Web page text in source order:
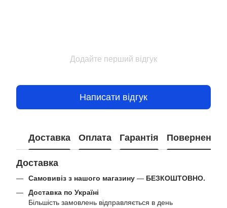
Додайте перший відгук
Написати відгук
Доставка Оплата Гарантія Повернення
Доставка
Самовивіз з нашого магазину — БЕЗКОШТОВНО.
Доставка по Україні
Більшість замовлень відправляється в день